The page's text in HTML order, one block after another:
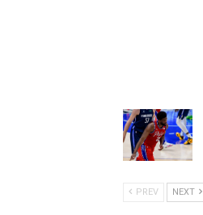
PREV NEXT